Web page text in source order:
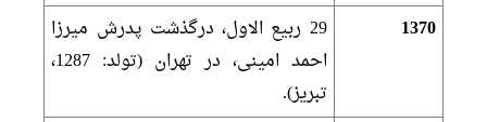
1370
29 ربيع الاول، درگذشت پدرش ميرزا
احمد امينى، در تهران (تولد: 1287،
تبريز).